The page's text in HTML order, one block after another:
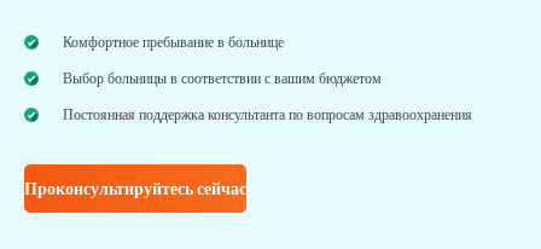
Комфортное пребывание в больнице
Выбор больницы в соответствии с вашим бюджетом
Постоянная поддержка консультанта по вопросам здравоохранения
Проконсультируйтесь сейчас